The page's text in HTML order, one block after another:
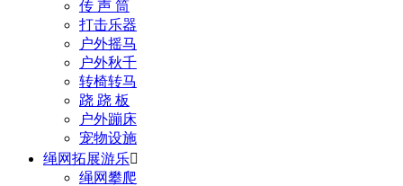
传 声 筒
打击乐器
户外摇马
户外秋千
转椅转马
跷 跷 板
户外蹦床
宠物设施
绳网拓展游乐
绳网攀爬